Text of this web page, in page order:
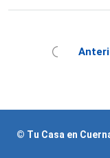
© Tu Casa en